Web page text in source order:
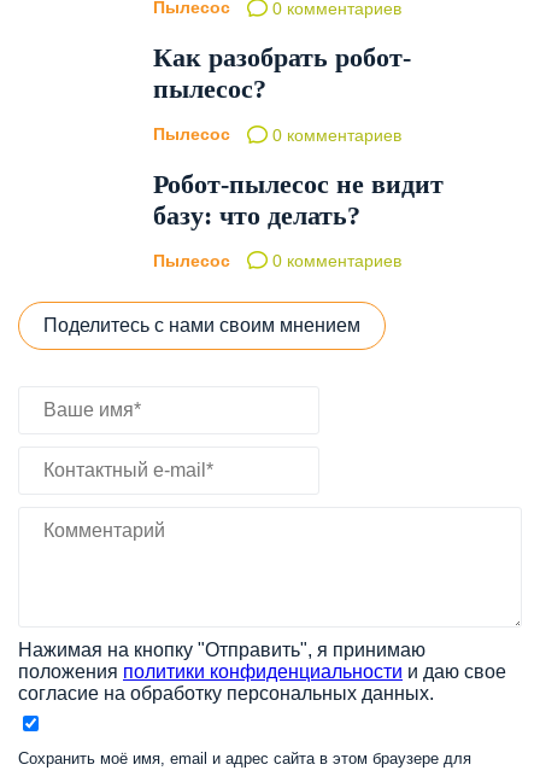
Пылесос 0 комментариев
Как разобрать робот-
пылесос?
Пылесос 0 комментариев
Робот-пылесос не видит
базу: что делать?
Пылесос 0 комментариев
Поделитесь с нами своим мнением
Нажимая на кнопку "Отправить", я принимаю
положения политики конфиденциальности и даю свое
согласие на обработку персональных данных.
Сохранить моё имя, email и адрес сайта в этом браузере для